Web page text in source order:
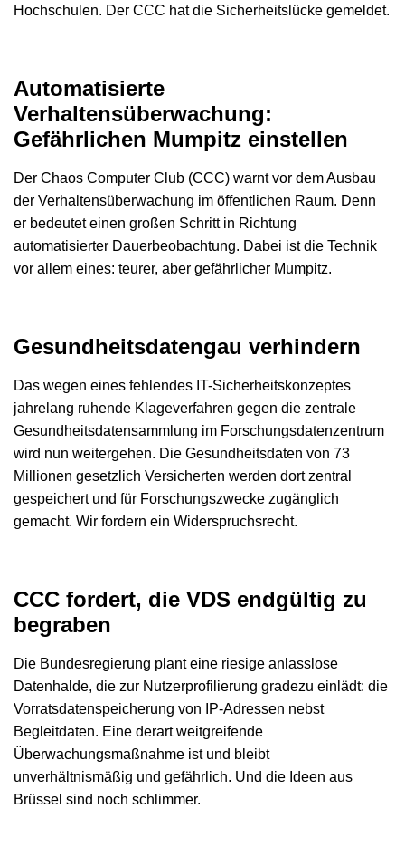
Hochschulen. Der CCC hat die Sicherheitslücke gemeldet.
Automatisierte
Verhaltensüberwachung:
Gefährlichen Mumpitz einstellen
Der Chaos Computer Club (CCC) warnt vor dem Ausbau
der Verhaltensüberwachung im öffentlichen Raum. Denn
er bedeutet einen großen Schritt in Richtung
automatisierter Dauerbeobachtung. Dabei ist die Technik
vor allem eines: teurer, aber gefährlicher Mumpitz.
Gesundheitsdatengau verhindern
Das wegen eines fehlendes IT-Sicherheitskonzeptes
jahrelang ruhende Klageverfahren gegen die zentrale
Gesundheitsdatensammlung im Forschungsdatenzentrum
wird nun weitergehen. Die Gesundheitsdaten von 73
Millionen gesetzlich Versicherten werden dort zentral
gespeichert und für Forschungszwecke zugänglich
gemacht. Wir fordern ein Widerspruchsrecht.
CCC fordert, die VDS endgültig zu
begraben
Die Bundesregierung plant eine riesige anlasslose
Datenhalde, die zur Nutzerprofilierung gradezu einlädt: die
Vorratsdatenspeicherung von IP-Adressen nebst
Begleitdaten. Eine derart weitgreifende
Überwachungsmaßnahme ist und bleibt
unverhältnismäßig und gefährlich. Und die Ideen aus
Brüssel sind noch schlimmer.